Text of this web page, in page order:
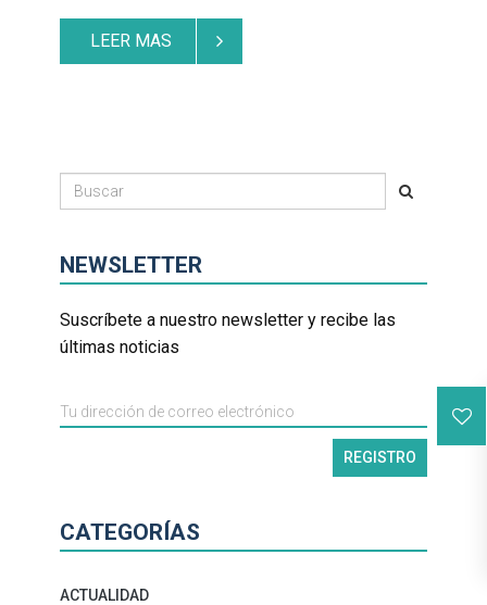
LEER MAS
NEWSLETTER
Suscríbete a nuestro newsletter y recibe las
últimas noticias
CATEGORÍAS
ACTUALIDAD